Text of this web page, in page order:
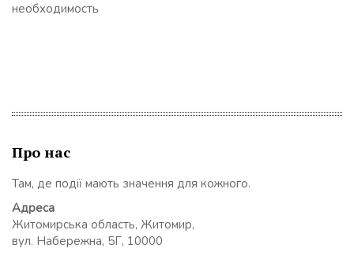
необходимость
Про нас
Там, де події мають значення для кожного.
Адреса
Житомирська область, Житомир,
вул. Набережна, 5Г, 10000